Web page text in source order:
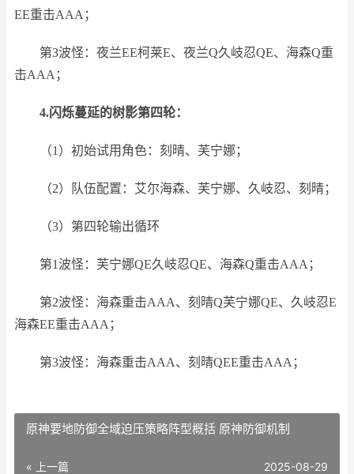
EE重击AAA；
第3波怪：夜兰EE柯莱E、夜兰Q久岐忍QE、海森Q重
击AAA；
4.闪烁蔓延的树影第四轮：
（1）初始试用角色：刻晴、芙宁娜；
（2）队伍配置：艾尔海森、芙宁娜、久岐忍、刻晴；
（3）第四轮输出循环
第1波怪：芙宁娜QE久岐忍QE、海森Q重击AAA；
第2波怪：海森重击AAA、刻晴Q芙宁娜QE、久岐忍E
海森EE重击AAA；
第3波怪：海森重击AAA、刻晴QEE重击AAA；
原神要地防御全域迫压策略阵型概括 原神防御机制
« 上一篇 2025-08-29